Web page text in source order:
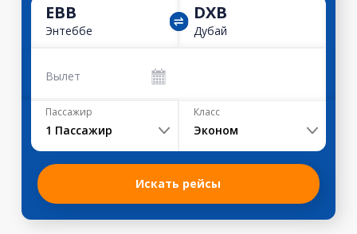
EBB
Энтеббе
DXB
Дубай
Вылет
Пассажир
1 Пассажир
Класс
Эконом
Искать рейсы